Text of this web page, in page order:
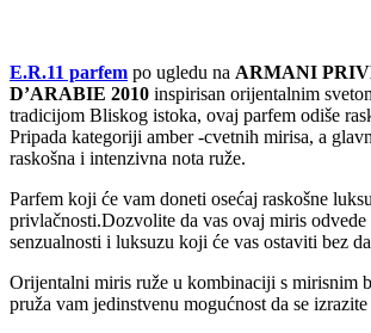
E.R.11 parfem po ugledu na ARMANI
D’ARABIE 2010 inspirisan orijentalnim
tradicijom Bliskog istoka, ovaj parfem odiše
Pripada kategoriji amber -cvetnih mirisa, a
raskošna i intenzivna nota ruže.
Parfem koji će vam doneti osećaj raskošne
privlačnosti.Dozvolite da vas ovaj miris odvede
senzualnosti i luksuzu koji će vas ostaviti bez
Orijentalni miris ruže u kombinaciji s mirisnim
pruža vam jedinstvenu mogućnost da se